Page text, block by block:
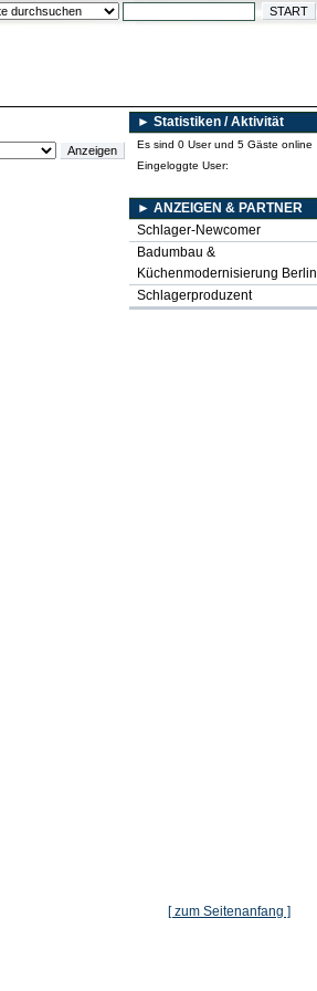
► Statistiken / Aktivität
Es sind 0 User und 5 Gäste online
Eingeloggte User:
► ANZEIGEN & PARTNER
Schlager-Newcomer
Badumbau &
Küchenmodernisierung Berlin
Schlagerproduzent
[ zum Seitenanfang ]